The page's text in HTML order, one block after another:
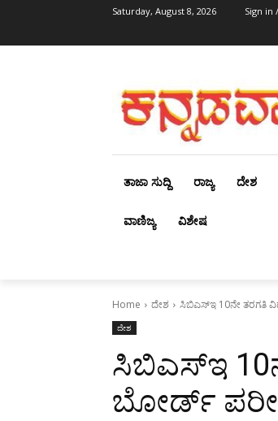
Saturday, August 8, 2026 Sign in
ತಾಜಾ ಸುದ್ದಿ ರಾಜ್ಯ ದೇಶ
ವಾಣಿಜ್ಯ ವಿಶೇಷ
Home ದೇಶ ಸಿಬಿಎಸ್​ಇ 10ನೇ ತರಗತಿ
ದೇಶ
ಸಿಬಿಎಸ್​ಇ
ಬೋರ್ಡ್